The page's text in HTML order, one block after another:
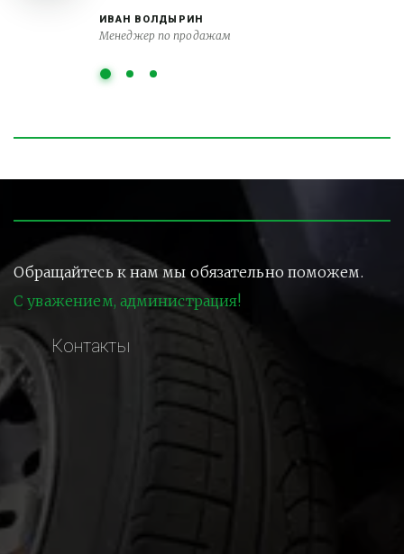
ИВАН ВОЛДЫРИН
Менеджер по продажам
Обращайтесь к нам мы обязательно поможем.
С уважением, администрация!
Контакты